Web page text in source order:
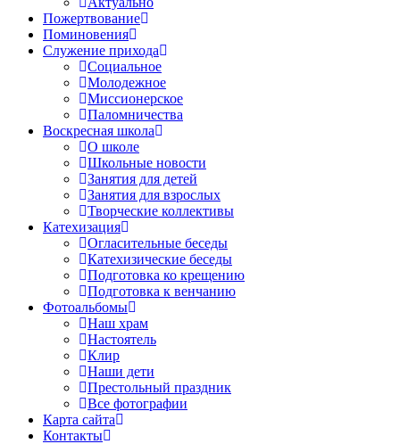
Пожертвование
Поминовения
Служение прихода
Социальное
Молодежное
Миссионерское
Паломничества
Воскресная школа
О школе
Школьные новости
Занятия для детей
Занятия для взрослых
Творческие коллективы
Катехизация
Огласительные беседы
Катехизические беседы
Подготовка ко крещению
Подготовка к венчанию
Фотоальбомы
Наш храм
Настоятель
Клир
Наши дети
Престольный праздник
Все фотографии
Карта сайта
Контакты